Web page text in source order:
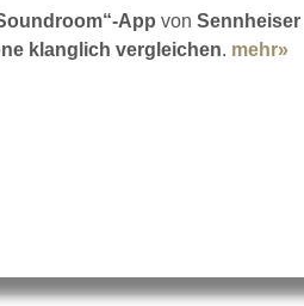
App von Sennheiser
klanglich vergleichen. mehr»